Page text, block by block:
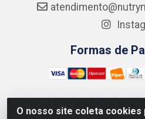
O nosso site coleta cookies
Formas de